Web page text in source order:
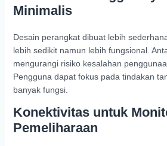
Minimalis
Desain perangkat dibuat lebih
lebih sedikit namun lebih fungsional.
mengurangi risiko kesalahan
Pengguna dapat fokus pada tindakan
banyak fungsi.
Konektivitas untuk
Pemeliharaan